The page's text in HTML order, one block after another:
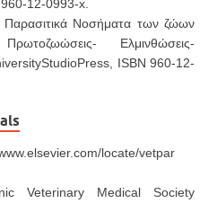
12-0993-x.
Νοσήματα των ζώων
Ελμινθώσεις-
ISBN 960-12-
locate/vetpar
Veterinary Medical Society